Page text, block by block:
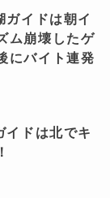
イドは朝イ
ム崩壊したゲ
にバイト連発
イドは北でキ